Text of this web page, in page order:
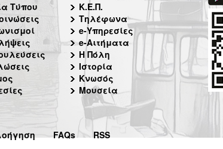
Τύπου
Κ.Ε.Π.
Τηλέφωνα
e-Υπηρεσίες
e-Αιτήματα
Η Πόλη
Ιστορία
Κνωσός
Μουσεία
FAQs RSS